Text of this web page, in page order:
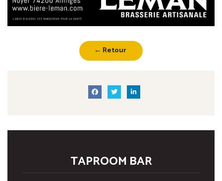
← Retour
TAPROOM BAR